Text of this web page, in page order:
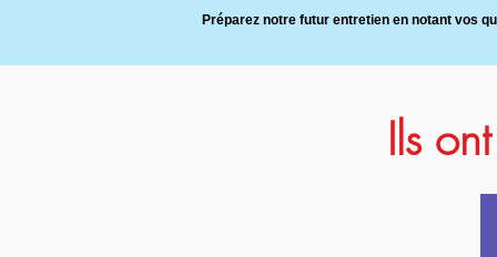
Préparez notre futur entretien en notant vos
Ils